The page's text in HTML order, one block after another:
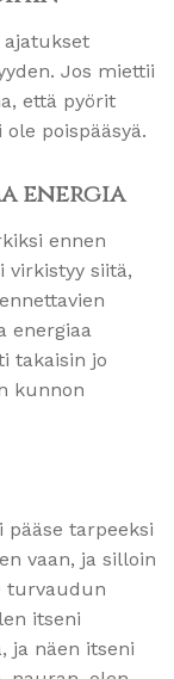
Jos miettii
että pyörit
ole poispääsyä.
energia
ennen
virkistyy siitä,
energiaa
takaisin jo
kunnon
tarpeeksi
vaan, ja silloin
turvaudun
itseni
ja näen itseni